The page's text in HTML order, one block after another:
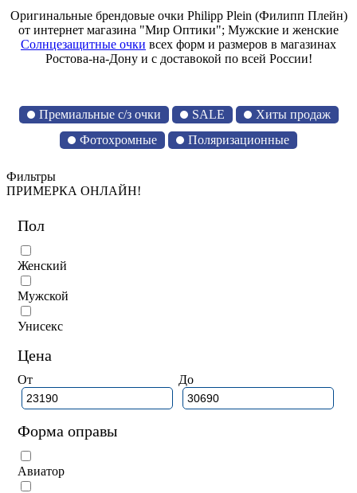
Оригинальные брендовые очки Philipp Plein (Филипп Плейн)
от интернет магазина "Мир Оптики"; Мужские и женские
Солнцезащитные очки всех форм и размеров в магазинах
Ростова-на-Дону и с доставокой по всей России!
Премиальные с/з очки SALE
Хиты продаж
Фотохромные
Поляризационные
Фильтры
ПРИМЕРКА ОНЛАЙН!
Пол
Женский
Мужской
Унисекс
Цена
От До
Форма оправы
Авиатор